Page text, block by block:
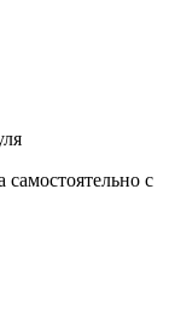
самостоятельно с